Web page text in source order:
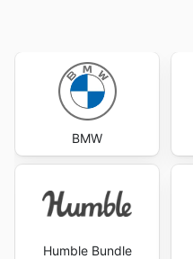
BMW
Humble Bundle